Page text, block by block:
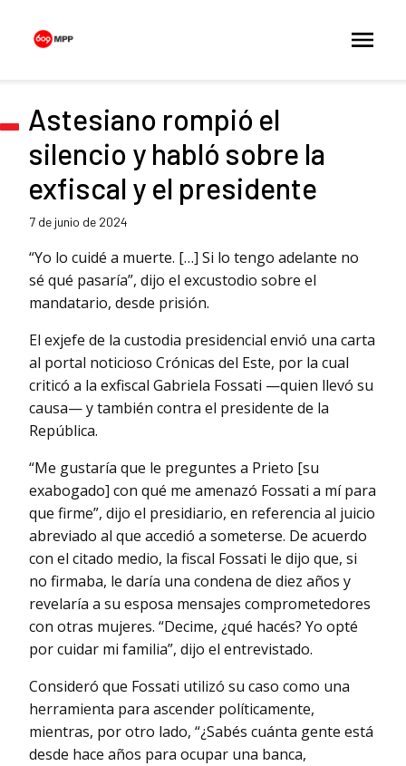
Astesiano rompió el
silencio y habló sobre la
exfiscal y el presidente
7 de junio de 2024
“Yo lo cuidé a muerte. […] Si lo tengo adelante no
sé qué pasaría”, dijo el excustodio sobre el
mandatario, desde prisión.
El exjefe de la custodia presidencial envió una carta
al portal noticioso Crónicas del Este, por la cual
criticó a la exfiscal Gabriela Fossati —quien llevó su
causa— y también contra el presidente de la
República.
“Me gustaría que le preguntes a Prieto [su
exabogado] con qué me amenazó Fossati a mí para
que firme”, dijo el presidiario, en referencia al juicio
abreviado al que accedió a someterse. De acuerdo
con el citado medio, la fiscal Fossati le dijo que, si
no firmaba, le daría una condena de diez años y
revelaría a su esposa mensajes comprometedores
con otras mujeres. “Decime, ¿qué hacés? Yo opté
por cuidar mi familia”, dijo el entrevistado.
Consideró que Fossati utilizó su caso como una
herramienta para ascender políticamente,
mientras, por otro lado, “¿Sabés cuánta gente está
desde hace años para ocupar una banca,